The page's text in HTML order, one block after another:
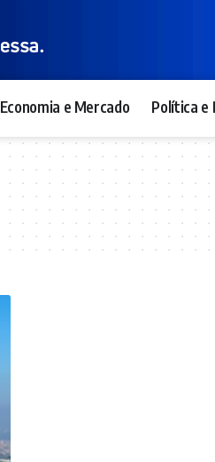
Economia e Mercado Política e